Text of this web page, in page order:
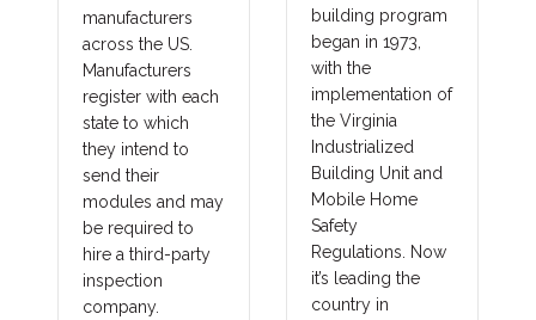
building program
began in 1973,
with the
implementation of
the Virginia
Industrialized
Building Unit and
Mobile Home
Safety
Regulations. Now
it’s leading the
country in
New fire barrier
technologies are
improving total
costs and margins
in major areas of
construction, such
as commercial,
government,
union and
prevailing wage
projects. These
benefits translate